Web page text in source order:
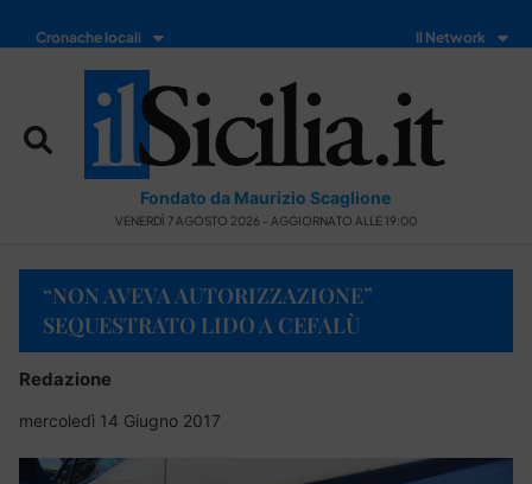
Cronache locali Il Network
Fondato da Maurizio Scaglione
VENERDÌ 7 AGOSTO 2026 - AGGIORNATO ALLE 19:00
“NON AVEVA AUTORIZZAZIONE”
SEQUESTRATO LIDO A CEFALÙ
Redazione
mercoledì 14 Giugno 2017